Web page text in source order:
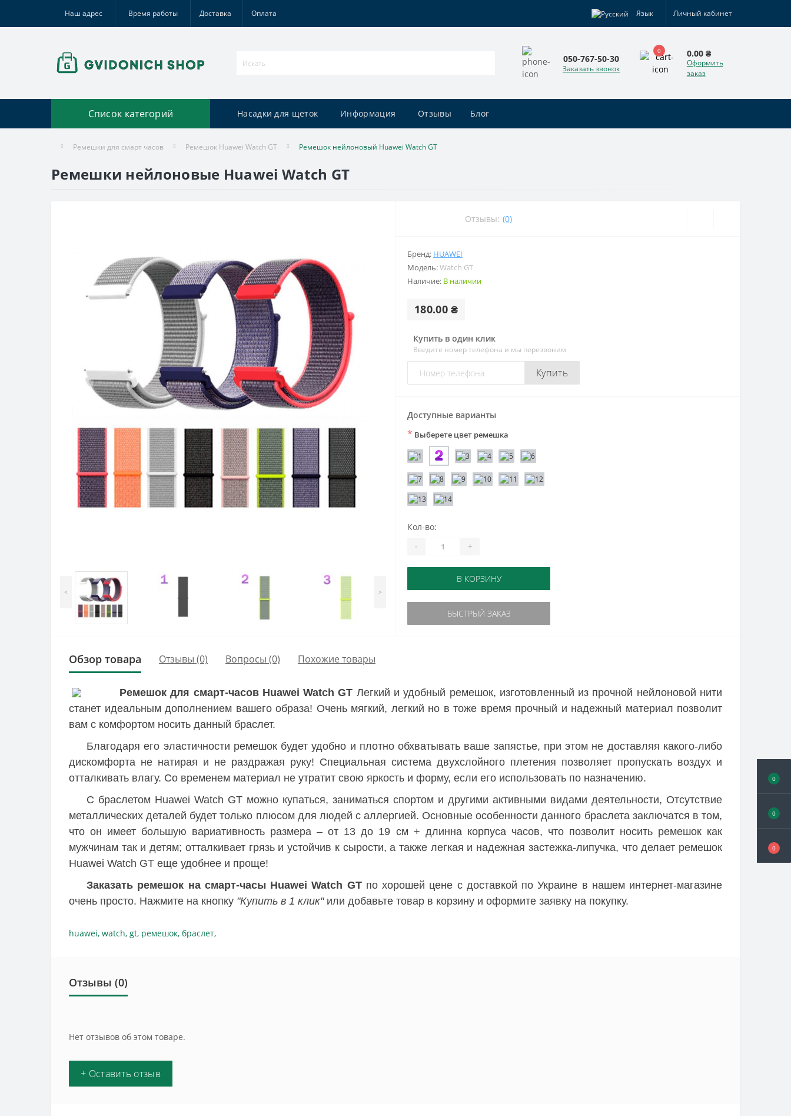
0
0
0
Наш адрес Время работы Доставка Оплата Язык Личный кабинет
050-767-50-30
Заказать звонок
0 0.00 ₴
Оформить
заказ
Список категорий Насадки для щеток Информация Отзывы Блог
Ремешки для смарт часов Ремешок Huawei Watch GT Ремешок нейлоновый Huawei Watch GT
Ремешки нейлоновые Huawei Watch GT
< >
Отзывы: (0)
Бренд: HUAWEI
Модель:Watch GT
Наличие: В наличии
180.00 ₴
Купить в один клик
Введите номер телефона и мы перезвоним
Купить
Доступные варианты
* Выберете цвет ремешка
Кол-во:
- +
В КОРЗИНУ
БЫСТРЫЙ ЗАКАЗ
Обзор товара Отзывы (0) Вопросы (0) Похожие товары
Ремешок для смарт-часов Huawei Watch GT Легкий и удобный ремешок, изготовленный из прочной нейлоновой нити
станет идеальным дополнением вашего образа! Очень мягкий, легкий но в тоже время прочный и надежный материал позволит
вам с комфортом носить данный браслет.
Благодаря его эластичности ремешок будет удобно и плотно обхватывать ваше запястье, при этом не доставляя какого-либо
дискомфорта не натирая и не раздражая руку! Специальная система двухслойного плетения позволяет пропускать воздух и
отталкивать влагу. Со временем материал не утратит свою яркость и форму, если его использовать по назначению.
С браслетом Huawei Watch GT можно купаться, заниматься спортом и другими активными видами деятельности, Отсутствие
металлических деталей будет только плюсом для людей с аллергией. Основные особенности данного браслета заключатся в том,
что он имеет большую вариативность размера – от 13 до 19 см + длинна корпуса часов, что позволит носить ремешок как
мужчинам так и детям; отталкивает грязь и устойчив к сырости, а также легкая и надежная застежка-липучка, что делает ремешок
Huawei Watch GT еще удобнее и проще!
Заказать ремешок на смарт-часы Huawei Watch GTпо хорошей цене c доставкой по Украине в нашем интернет-магазине
очень просто. Нажмите на кнопку "Купить в 1 клик"или добавьте товар в корзину и оформите заявку на покупку.
huawei, watch, gt, ремешок, браслет,
Отзывы (0)
Нет отзывов об этом товаре.
+ Оставить отзыв